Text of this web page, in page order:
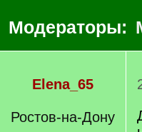
Модераторы:
Elena_65
Ростов-на-Дону